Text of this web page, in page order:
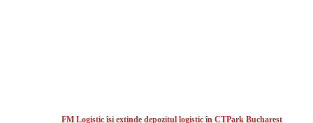
FM Logistic își extinde depozitul logistic în CTPark Bucharest